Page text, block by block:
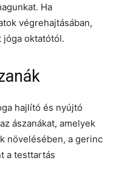
Ha
végrehajtásában,
jóga oktatótól.
hajlító és nyújtó
ászanákat, amelyek
növelésében, a gerinc
a testtartás